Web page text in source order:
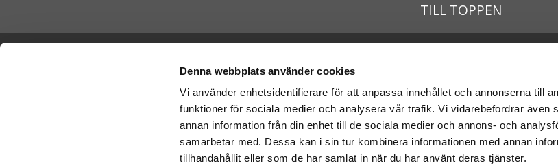
Denna webbplats använder cookies
Vi använder enhetsidentifierare för att anpassa innehållet och annonserna till
funktioner för sociala medier och analysera vår trafik. Vi vidarebefordrar även
annan information från din enhet till de sociala medier och annons- och
samarbetar med. Dessa kan i sin tur kombinera informationen med annan
tillhandahållit eller som de har samlat in när du har använt deras tjänster.
TILL TOPPEN
- GetaTeddy.dk
-Nalleriet.se
Betala dina
med: